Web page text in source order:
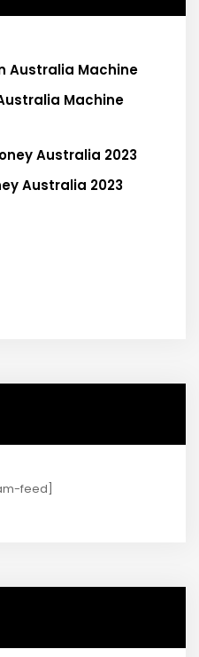
Machine
Australia 2023
feed]